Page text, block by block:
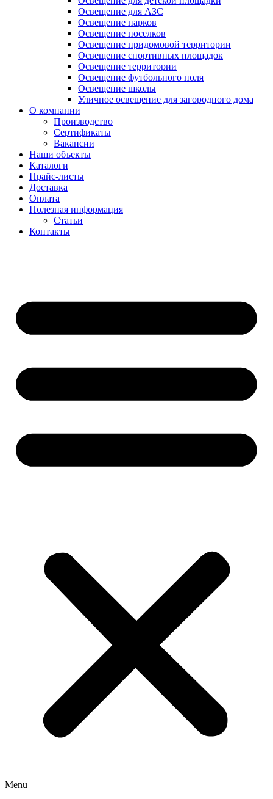
Освещение для АЗС
Освещение парков
Освещение поселков
Освещение придомовой территории
Освещение спортивных площадок
Освещение территории
Освещение футбольного поля
Освещение школы
Уличное освещение для загородного дома
О компании
Производство
Сертификаты
Вакансии
Наши объекты
Каталоги
Прайс-листы
Доставка
Оплата
Полезная информация
Статьи
Контакты
Menu